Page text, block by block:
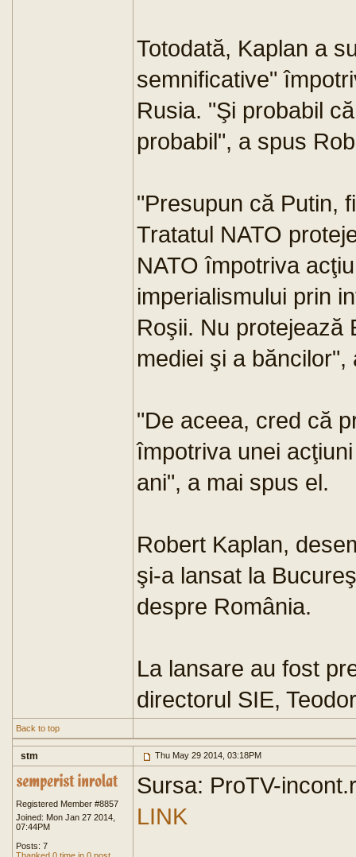
Totodată, Kaplan a
semnificative"
Rusia. "Şi probabil
probabil", a spus
"Presupun că Putin,
Tratatul NATO
NATO împotriva
imperialismului prin
Roşii. Nu protejează
mediei şi a
"De aceea, cred că
împotriva unei
ani", a mai spus el.
Robert Kaplan,
şi-a lansat la
despre România.
La lansare au fost
directorul SIE,
Back to top
stm Thu May 29 2014, 03:18PM
Registered Member #8857
Joined: Mon Jan 27 2014,
07:44PM
Posts: 7
Sursa: ProTV-
LINK